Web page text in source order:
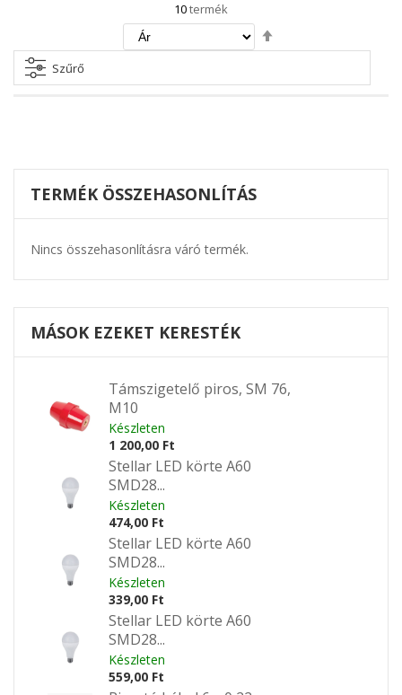
10termék
irány
Szűrő
TERMÉK ÖSSZEHASONLÍTÁS
Nincs összehasonlításra váró termék.
MÁSOK EZEKET KERESTÉK
Támszigetelő piros, SM 76,
M10
Készleten
1 200,00 Ft
Stellar LED körte A60
SMD28...
Készleten
474,00 Ft
Stellar LED körte A60
SMD28...
Készleten
339,00 Ft
Stellar LED körte A60
SMD28...
Készleten
559,00 Ft